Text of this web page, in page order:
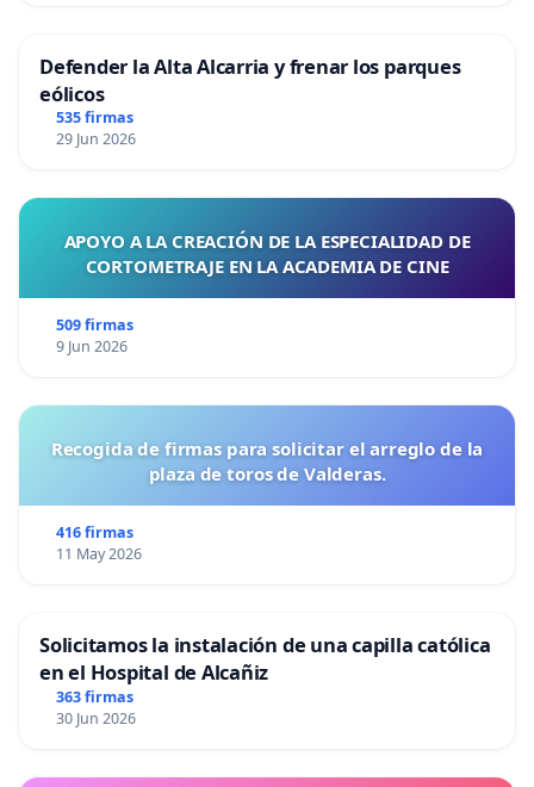
Defender la Alta Alcarria y frenar los parques
eólicos
535 firmas
29 Jun 2026
APOYO A LA CREACIÓN DE LA ESPECIALIDAD DE
CORTOMETRAJE EN LA ACADEMIA DE CINE
509 firmas
9 Jun 2026
Recogida de firmas para solicitar el arreglo de la
plaza de toros de Valderas.
416 firmas
11 May 2026
Solicitamos la instalación de una capilla católica
en el Hospital de Alcañiz
363 firmas
30 Jun 2026